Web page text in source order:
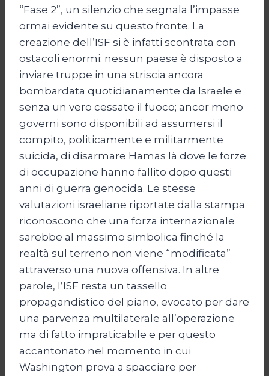
“Fase 2”, un silenzio che segnala l’impasse
ormai evidente su questo fronte. La
creazione dell’ISF si è infatti scontrata con
ostacoli enormi: nessun paese è disposto a
inviare truppe in una striscia ancora
bombardata quotidianamente da Israele e
senza un vero cessate il fuoco; ancor meno
governi sono disponibili ad assumersi il
compito, politicamente e militarmente
suicida, di disarmare Hamas là dove le forze
di occupazione hanno fallito dopo questi
anni di guerra genocida. Le stesse
valutazioni israeliane riportate dalla stampa
riconoscono che una forza internazionale
sarebbe al massimo simbolica finché la
realtà sul terreno non viene “modificata”
attraverso una nuova offensiva. In altre
parole, l’ISF resta un tassello
propagandistico del piano, evocato per dare
una parvenza multilaterale all’operazione
ma di fatto impraticabile e per questo
accantonato nel momento in cui
Washington prova a spacciare per